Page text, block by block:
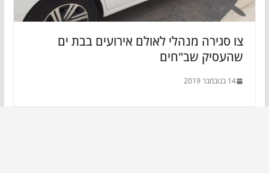
צו סגירה מנהלי לאולם אירועים בבת ים
שהעסיק שב"חים
14 בנובמבר 2019